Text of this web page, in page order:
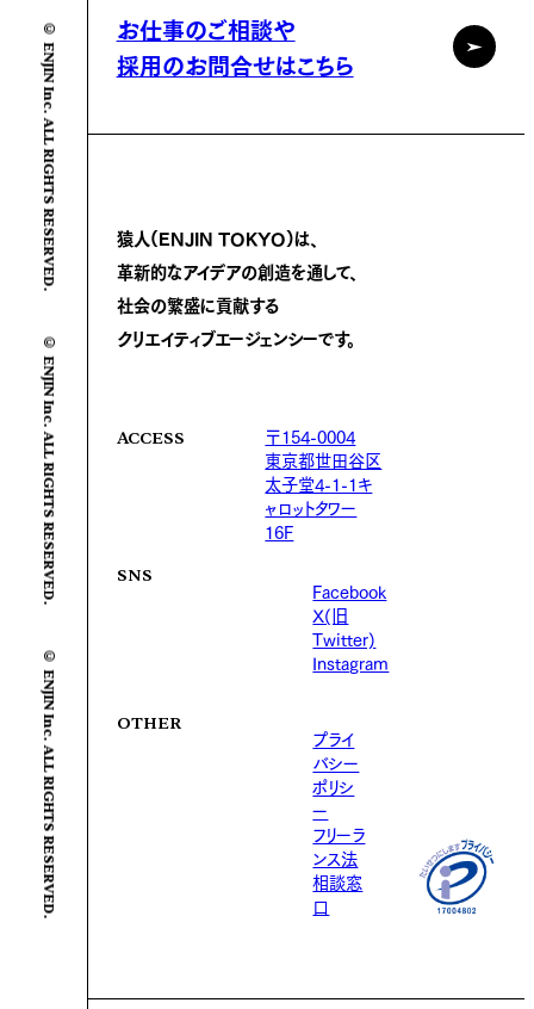
© ENJIN Inc. ALL RIGHTS RESERVED.
© ENJIN Inc. ALL RIGHTS RESERVED.
© ENJIN Inc. ALL RIGHTS RESERVED.
お仕事のご相談や
採用のお問合せはこちら
猿人(ENJIN TOKYO)は、
革新的なアイデアの創造を通して、
社会の繁盛に貢献する
クリエイティブエージェンシーです。
ACCESS
〒154-0004
東京都世田谷区
太子堂4-1-1キ
ャロットタワー
16F
SNS
Facebook
X(旧
Twitter)
Instagram
OTHER
プライ
バシー
ポリシ
ー
フリーラ
ンス法
相談窓
口